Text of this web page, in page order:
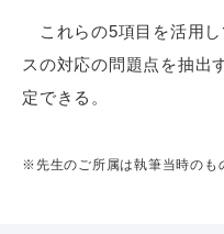
これらの5項目を活用
スの対応の問題点を抽出
定できる。
※先生のご所属は執筆当時のも